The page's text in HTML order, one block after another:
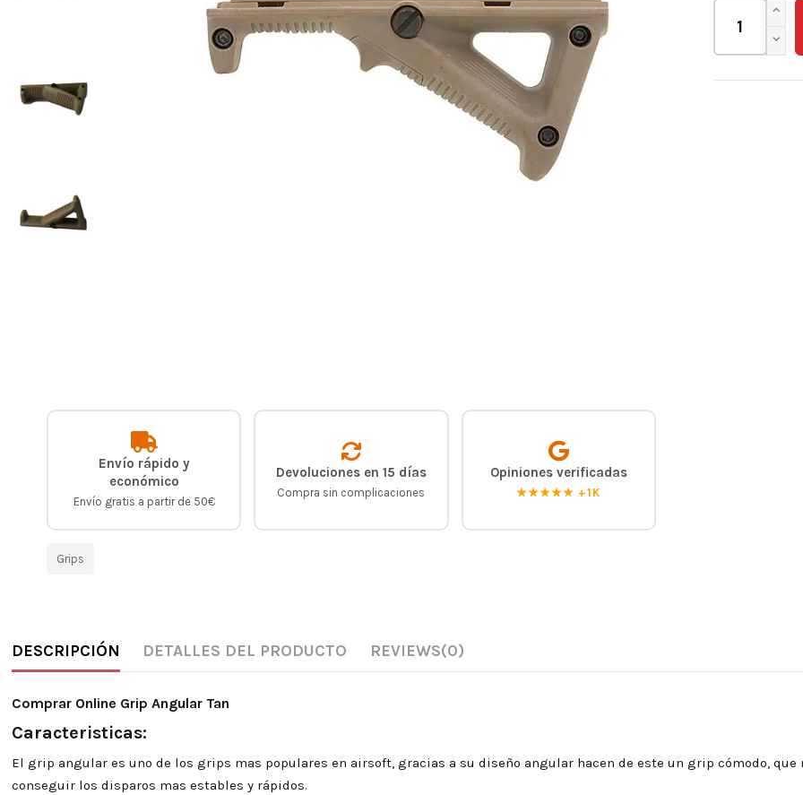
Envío rápido y
económico
Envío gratis a partir de 50€
Devoluciones en 15 días
Compra sin complicaciones
Opiniones verificadas
★★★★★ +1K
Grips
DESCRIPCIÓN DETALLES DEL PRODUCTO REVIEWS(0)
Comprar Online Grip Angular Tan
Caracteristicas:
El grip angular es uno de los grips mas populares en airsoft, gracias a su diseño angular hacen de este un grip cómodo, que
conseguir los disparos mas estables y rápidos.